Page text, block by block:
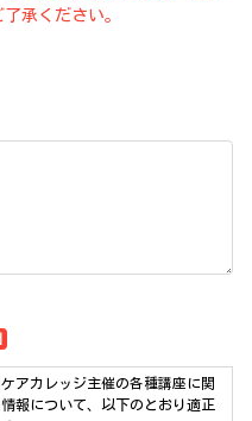
承ください。
アカレッジ主催の各種講座に関
報について、以下のとおり適正